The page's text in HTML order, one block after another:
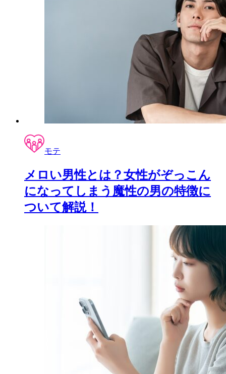
モテ
メロい男性とは？女性がぞっこん
になってしまう魔性の男の特徴に
ついて解説！